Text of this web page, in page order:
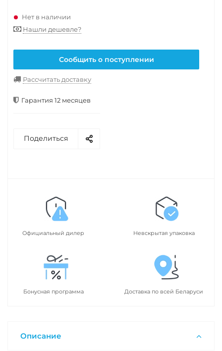
Нет в наличии
Нашли дешевле?
Сообщить о поступлении
Рассчитать доставку
Гарантия 12 месяцев
Поделиться
Официальный дилер Невскрытая упаковка
Бонусная программа Доставка по всей Беларуси
Описание